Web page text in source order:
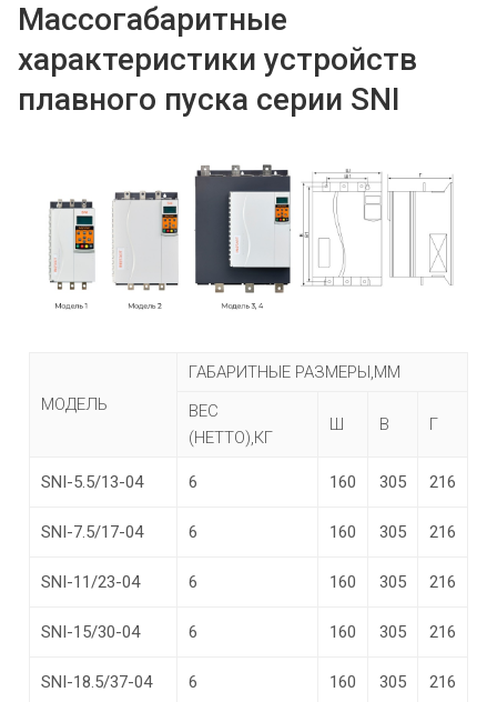
Массогабаритные
характеристики устройств
плавного пуска серии SNI
МОДЕЛЬ
ГАБАРИТНЫЕ РАЗМЕРЫ,ММ
ВЕС
(НЕТТО),КГ
Ш В Г
SNI-5.5/13-04 6 160 305 216
SNI-7.5/17-04 6 160 305 216
SNI-11/23-04 6 160 305 216
SNI-15/30-04 6 160 305 216
SNI-18.5/37-04 6 160 305 216